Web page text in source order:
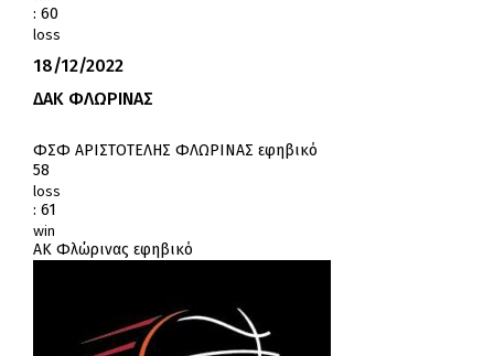
: 60
loss
18/12/2022
ΔΑΚ ΦΛΩΡΙΝΑΣ
ΦΣΦ ΑΡΙΣΤΟΤΕΛΗΣ ΦΛΩΡΙΝΑΣ εφηβικό
58
loss
: 61
win
ΑΚ Φλώρινας εφηβικό